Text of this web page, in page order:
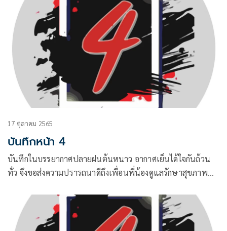
17 ตุลาคม 2565
บันทึกหน้า 4
บันทึกในบรรยากาศปลายฝนต้นหนาว อากาศเย็นได้ใจกันถ้วน
ทั่ว จึงขอส่งความปรารถนาดีถึงเพื่อนพี่น้องดูแลรักษาสุขภาพ